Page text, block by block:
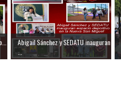
Abigail Sánchez y SEDATU inauguran
...